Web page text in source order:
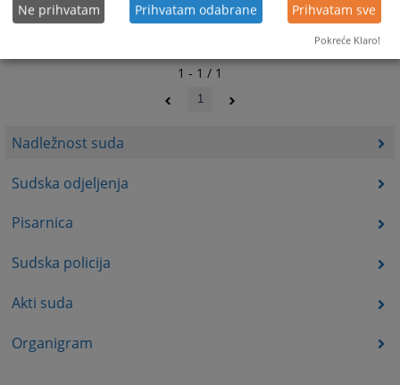
Nadležnost suda
Sudska odjeljenja
Pisarnica
Sudska policija
Akti suda
Organigram
1 - 1 / 1
1
Ne prihvatam Prihvatam odabrane Prihvatam sve
Pokreće Klaro!